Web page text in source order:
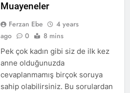
Muayeneler
Ferzan Ebe
4 years
ago
0 8 mins
Pek çok kadın gibi siz de ilk kez
anne olduğunuzda
cevaplanmamış birçok soruya
sahip olabilirsiniz. Bu sorulardan